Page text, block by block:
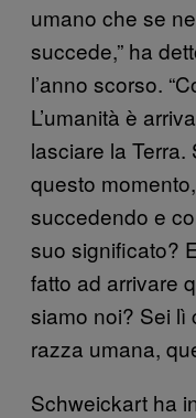
umano che se
succede,” ha
l’anno scorso.
L’umanità è
lasciare la
questo
succedendo e
suo significato?
fatto ad arrivare
siamo noi? Sei lì
razza umana,
Schweickart ha